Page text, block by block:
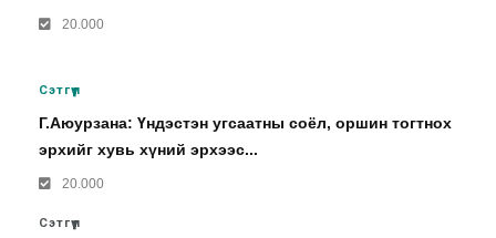
20.000
Сэтгүүл
Г.Аюурзана: Үндэстэн угсаатны соёл, оршин тогтнох
эрхийг хувь хүний эрхээс...
20.000
Сэтгүүл